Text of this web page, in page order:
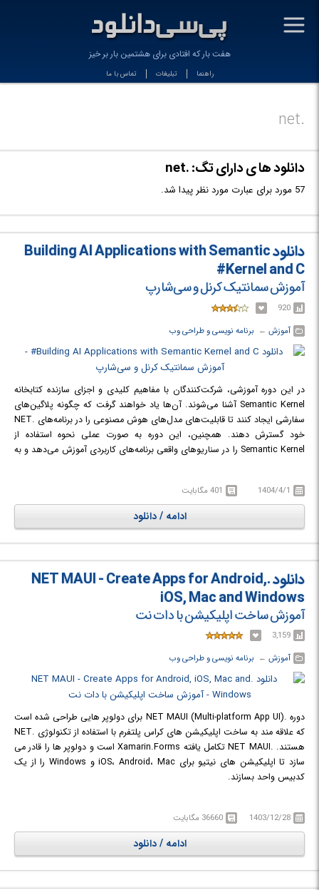
-
هفت بار كه افتادی برای هشتمین بار بر خیز
راهنما تبلیغات تماس با ما
.net
دانلود ها ی دارای تگ: .net
57 مورد برای عبارت مورد نظر پیدا شد.
دانلود Building AI Applications with Semantic
Kernel and C#
آموزش سمانتیک کرنل و سی‌شارپ
920
آموزش ← ‏ برنامه نویسی و طراحی وب
در این دوره آموزشی، شرکت‌کنندگان با مفاهیم کلیدی و اجزای سازنده کتابخانه
Semantic Kernel آشنا می‌شوند. آن‌ها یاد خواهند گرفت که چگونه پلاگین‌های
سفارشی ایجاد کنند تا قابلیت‌های مدل‌های هوش مصنوعی را در برنامه‌های .NET
خود گسترش دهند. همچنین، این دوره به صورت عملی نحوه استفاده از
Semantic Kernel را در سناریوهای واقعی برنامه‌های کاربردی آموزش می‌دهد و به
در دوره آموزشی Active Directory & Group Policy on Window Server
Bootcamp با نحوه ساخت برنامه‌های کاربردی هوشمند با استفاده از کتابخانه
Semantic Kernel در محیط .NET آشنا خواهید شد.
1404/4/1 401 مگابایت
ادامه / دانلود
دانلود .NET MAUI - Create Apps for Android,
iOS, Mac and Windows
آموزش ساخت اپلیکیشن با دات نت
3,159
آموزش ← ‏ برنامه نویسی و طراحی وب
دوره .NET MAUI (Multi-platform App UI) برای دولوپر هایی طراحی شده است
که علاقه مند به ساخت اپلیکیشن های کراس پلتفرم با استفاده از تکنولوژی .NET
هستند. .NET MAUI تکامل یافته Xamarin.Forms است و دولوپر ها را قادر می
سازد تا اپلیکیشن های نیتیو برای iOS، Android، Mac و Windows را از یک
کدبیس واحد بسازند.
خواهید شد.
1403/12/28 36660 مگابایت
ادامه / دانلود